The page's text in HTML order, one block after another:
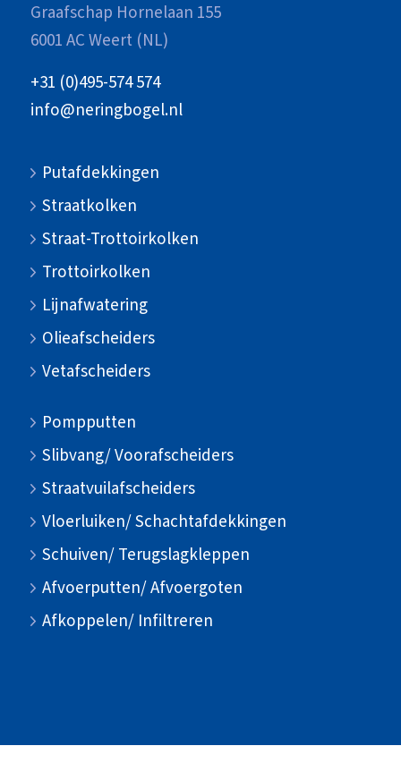
Graafschap Hornelaan 155
6001 AC Weert (NL)
+31 (0)495-574 574
info@neringbogel.nl
Putafdekkingen
Straatkolken
Straat-Trottoirkolken
Trottoirkolken
Lijnafwatering
Olieafscheiders
Vetafscheiders
Pompputten
Slibvang/ Voorafscheiders
Straatvuilafscheiders
Vloerluiken/ Schachtafdekkingen
Schuiven/ Terugslagkleppen
Afvoerputten/ Afvoergoten
Afkoppelen/ Infiltreren